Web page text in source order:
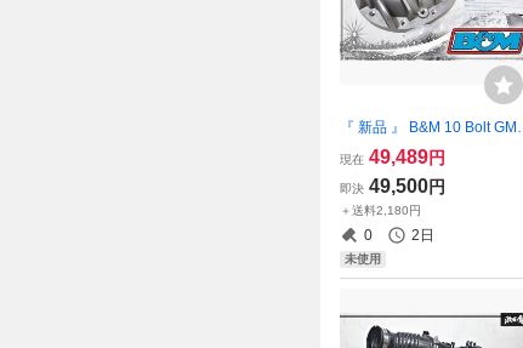
『 新品 』 B&M 10 Bolt GM
8.2/8.5/8.6 Inch Differential C
over 70502 GM 8.2/8.5/8.6 i
n. アルミ デフカバー GM 8.5/
8.5/8.6インチ用
現在 49,489円
即決 49,500円
＋送料2,180円
0 2日
未使用